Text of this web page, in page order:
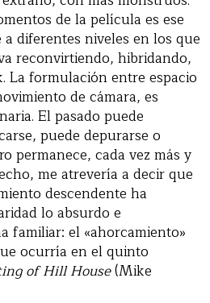
de la película es ese
diferentes niveles en los que
reconvirtiendo, hibridando,
La formulación entre espacio
de cámara, es
El pasado puede
puede depurarse o
permanece, cada vez más y
me atrevería a decir que
descendente ha
lo absurdo e
familiar: el «ahorcamiento»
ocurría en el quinto
of Hill House(Mike